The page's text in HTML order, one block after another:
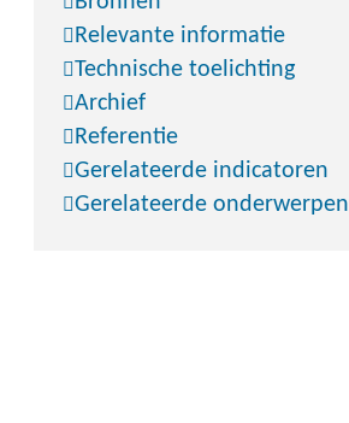
Relevante informatie
Technische toelichting
Archief
Referentie
Gerelateerde indicatoren
Gerelateerde onderwerpen